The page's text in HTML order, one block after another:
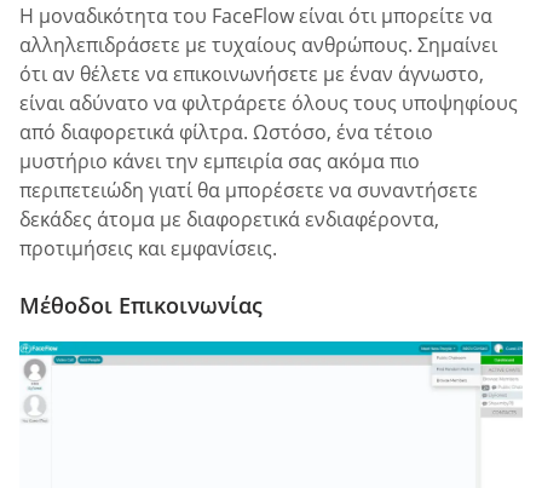
Η μοναδικότητα του FaceFlow είναι ότι μπορείτε να
αλληλεπιδράσετε με τυχαίους ανθρώπους. Σημαίνει
ότι αν θέλετε να επικοινωνήσετε με έναν άγνωστο,
είναι αδύνατο να φιλτράρετε όλους τους υποψηφίους
από διαφορετικά φίλτρα. Ωστόσο, ένα τέτοιο
μυστήριο κάνει την εμπειρία σας ακόμα πιο
περιπετειώδη γιατί θα μπορέσετε να συναντήσετε
δεκάδες άτομα με διαφορετικά ενδιαφέροντα,
προτιμήσεις και εμφανίσεις.
Μέθοδοι Επικοινωνίας